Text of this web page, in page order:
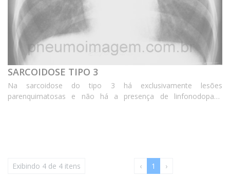
SARCOIDOSE TIPO 3
Na sarcoidose do tipo 3 há exclusivamente lesões
parenquimatosas e não há a presença de linfonodopatia
Exibindo 4 de 4 itens ‹ 1 ›